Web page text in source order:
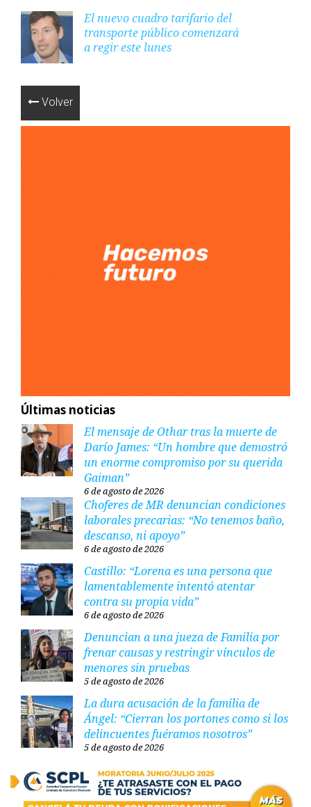
El nuevo cuadro tarifario del
transporte público comenzará
a regir este lunes
Volver
Últimas noticias
El mensaje de Othar tras la muerte de
Darío James: “Un hombre que demostró
un enorme compromiso por su querida
Gaiman”
6 de agosto de 2026
Choferes de MR denuncian condiciones
laborales precarias: “No tenemos baño,
descanso, ni apoyo”
6 de agosto de 2026
Castillo: “Lorena es una persona que
lamentablemente intentó atentar
contra su propia vida”
6 de agosto de 2026
Denuncian a una jueza de Familia por
frenar causas y restringir vínculos de
menores sin pruebas
5 de agosto de 2026
La dura acusación de la familia de
Ángel: “Cierran los portones como si los
delincuentes fuéramos nosotros”
5 de agosto de 2026